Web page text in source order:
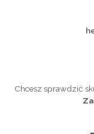
Chcesz sprawdzić